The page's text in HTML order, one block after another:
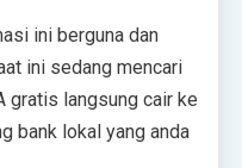
ini berguna dan
ini sedang mencari
gratis langsung cair ke
bank lokal yang anda